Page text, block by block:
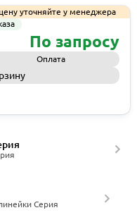
уточняйте у менеджера
По запросу
Оплата
Серия